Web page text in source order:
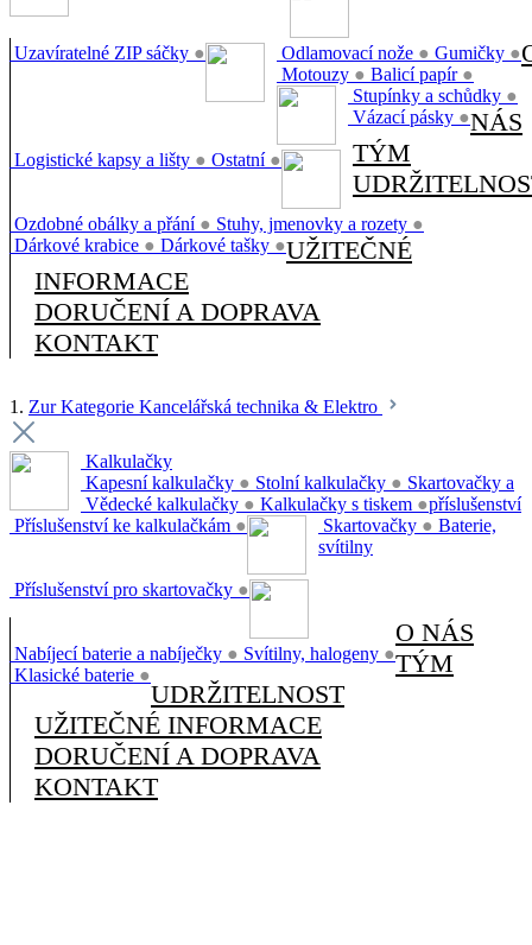
Uzavíratelné ZIP sáčky ● Odlamovací nože ● Gumičky ●
Motouzy ● Balicí papír ●
Stupínky a schůdky ●
Vázací pásky ●
Logistické kapsy a lišty ● Ostatní ●
Ozdobné obálky a přání ● Stuhy, jmenovky a rozety ●
Dárkové krabice ● Dárkové tašky ●
NÁS
TÝM
UŽITEČNÉ
INFORMACE
DORUČENÍ A DOPRAVA
KONTAKT
1. Zur Kategorie Kancelářská technika & Elektro
Kalkulačky
Kapesní kalkulačky ● Stolní kalkulačky ●
Vědecké kalkulačky ● Kalkulačky s tiskem ●
Příslušenství ke kalkulačkám ●
Skartovačky a
příslušenství
Skartovačky ●
Příslušenství pro skartovačky ●
Baterie,
svítilny
Nabíjecí baterie a nabíječky ● Svítilny, halogeny ●
Klasické baterie ●
O NÁS
TÝM
UDRŽITELNOST
UŽITEČNÉ INFORMACE
DORUČENÍ A DOPRAVA
KONTAKT